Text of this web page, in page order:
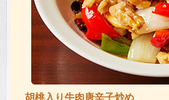
胡桃入り牛肉唐辛子炒め